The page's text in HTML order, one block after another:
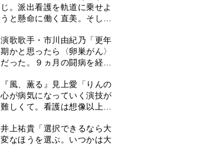
井上祐貴『風、薫る』ではク
セ強の記者・横沢役「陽気な
て」
『Tシャツが乾くまで』第5話
あらすじ。充のメモを頼りに
生の元にもある人物が…＜ネ
タバレあり＞
【もうムリ！ご近所姑】「こ
んなもん捨ててまえ！」おば
子。私たちが取った行動は…
【第3話】
もっと見る